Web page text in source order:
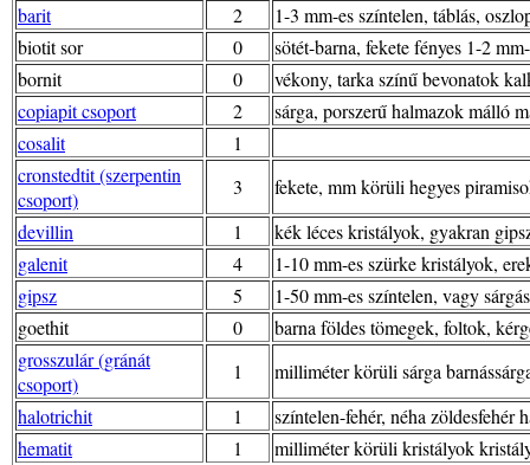
barit 2
1-3 mm-es színtelen, táblás,
biotit sor
0
sötét-barna, fekete fényes 1-2
bornit
0
vékony, tarka színű bevonatok
copiapit csoport
2
sárga, porszerű halmazok málló
cosalit
1
cronstedtit (szerpentin
csoport)
3
fekete, mm körüli hegyes
devillin
1
kék léces kristályok, gyakran
galenit
4
1-10 mm-es szürke kristályok,
gipsz
5
1-50 mm-es színtelen, vagy
goethit
0
barna földes tömegek, foltok,
grosszulár (gránát
csoport)
1
milliméter körüli sárga
halotrichit
1
színtelen-fehér, néha zöldesfehér
hematit
1
milliméter körüli kristályok